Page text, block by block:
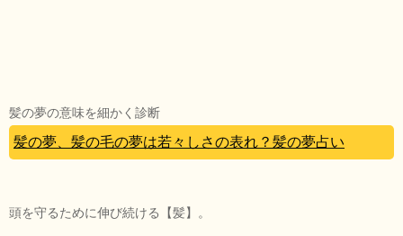
髪の夢の意味を細かく診断
髪の夢、髪の毛の夢は若々しさの表れ？髪の夢占い
頭を守るために伸び続ける【髪】。